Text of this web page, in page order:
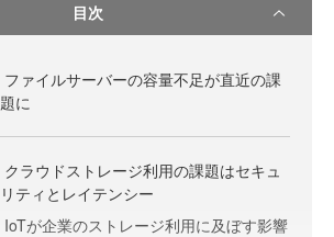
目次
ファイルサーバーの容量不足が直近の課
題に
クラウドストレージ利用の課題はセキュ
リティとレイテンシー
IoTが企業のストレージ利用に及ぼす影響